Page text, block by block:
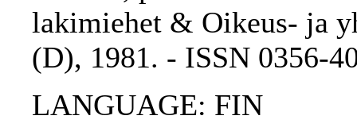
lakimiehet & Oikeus- ja
(D), 1981. - ISSN 0356-
LANGUAGE: FIN